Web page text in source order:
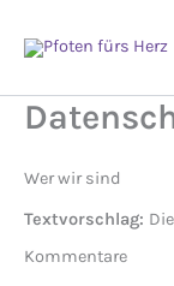
Inhalt
Wer wir sind
Textvorschlag:
Kommentare